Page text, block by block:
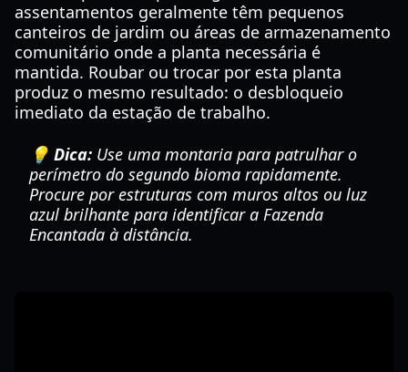
assentamentos geralmente têm pequenos
canteiros de jardim ou áreas de armazenamento
comunitário onde a planta necessária é
mantida. Roubar ou trocar por esta planta
produz o mesmo resultado: o desbloqueio
imediato da estação de trabalho.
💡 Dica: Use uma montaria para patrulhar o
perímetro do segundo bioma rapidamente.
Procure por estruturas com muros altos ou luz
azul brilhante para identificar a Fazenda
Encantada à distância.